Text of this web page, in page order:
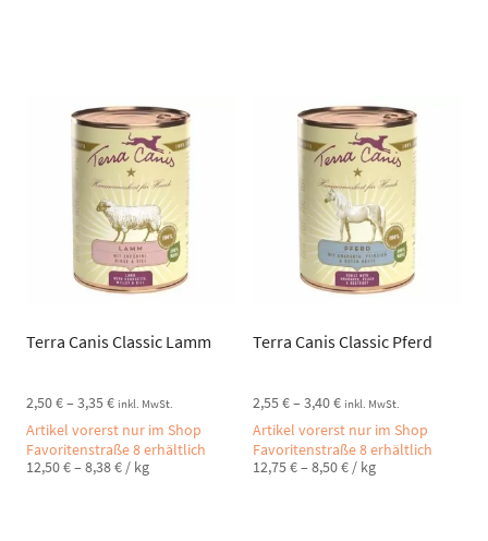
Terra Canis Classic Lamm
2,50€– 3,35€ inkl. MwSt.
Artikel vorerst nur im Shop
Favoritenstraße 8 erhältlich
12,50€– 8,38€ / kg
Terra Canis Classic Pferd
2,55€– 3,40€ inkl. MwSt.
Artikel vorerst nur im Shop
Favoritenstraße 8 erhältlich
12,75€– 8,50€ / kg